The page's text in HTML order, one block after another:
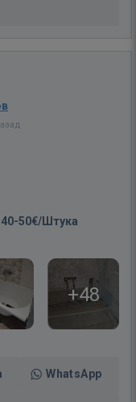
40-50€/Штука
+48
WhatsApp